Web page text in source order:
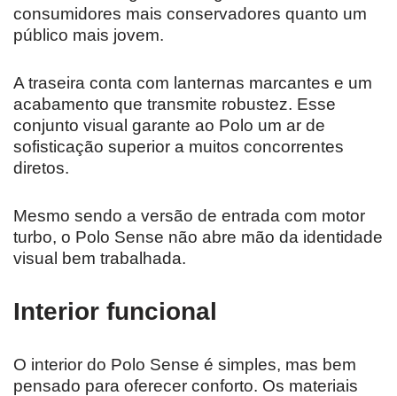
consumidores mais conservadores quanto um
público mais jovem.
A traseira conta com lanternas marcantes e um
acabamento que transmite robustez. Esse
conjunto visual garante ao Polo um ar de
sofisticação superior a muitos concorrentes
diretos.
Mesmo sendo a versão de entrada com motor
turbo, o Polo Sense não abre mão da identidade
visual bem trabalhada.
Interior funcional
O interior do Polo Sense é simples, mas bem
pensado para oferecer conforto. Os materiais